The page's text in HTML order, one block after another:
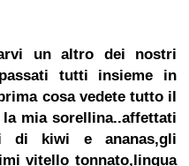
un altro dei nostri
tutti insieme in
cosa vedete tutto il
mia sorellina..affettati
di kiwi e ananas,gli
vitello tonnato,lingua